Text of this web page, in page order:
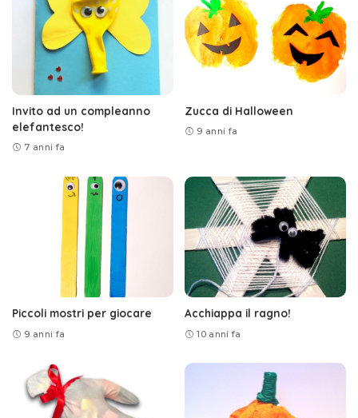
Invito ad un compleanno
elefantesco!
7 anni fa
Zucca di Halloween
9 anni fa
Piccoli mostri per giocare
9 anni fa
Acchiappa il ragno!
10 anni fa